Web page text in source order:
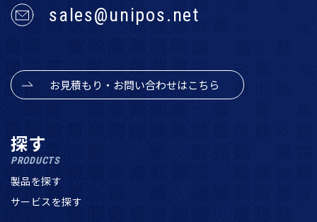
sales@unipos.net
お見積もり・お問い合わせはこちら
探す
PRODUCTS
製品を探す
サービスを探す